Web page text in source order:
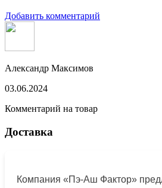
Добавить комментарий
Александр Максимов
03.06.2024
Комментарий на товар
Доставка
Компания «Пэ-Аш Фактор»